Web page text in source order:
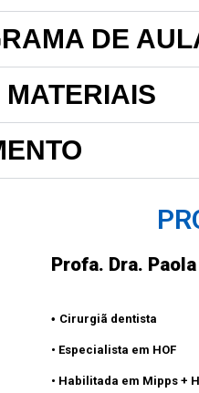
DE
MATERIAIS
Profa. Dra.
• Cirurgiã dentista
• Especialista em HOF
• Habilitada em Mipps +